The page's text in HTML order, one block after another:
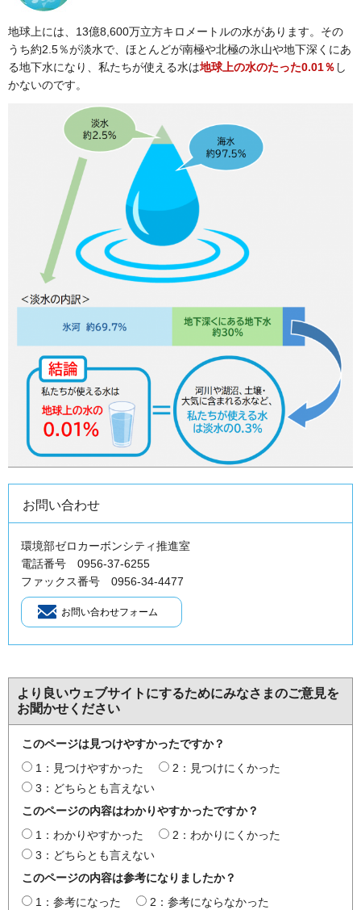
地球上には、13億8,600万立方キロメートルの水があります。その
うち約2.5％が淡水で、ほとんどが南極や北極の氷山や地下深くにあ
る地下水になり、私たちが使える水は地球上の水のたった0.01％ し
かないのです。
お問い合わせ
環境部ゼロカーボンシティ推進室
電話番号 0956-37-6255
ファックス番号 0956-34-4477
より良いウェブサイトにするためにみなさまのご意見を
お聞かせください
このページは見つけやすかったですか？
1：見つけやすかった
2：見つけにくかった
3：どちらとも言えない
このページの内容はわかりやすかったですか？
1：わかりやすかった
2：わかりにくかった
3：どちらとも言えない
このページの内容は参考になりましたか？
1：参考になった
2：参考にならなかった